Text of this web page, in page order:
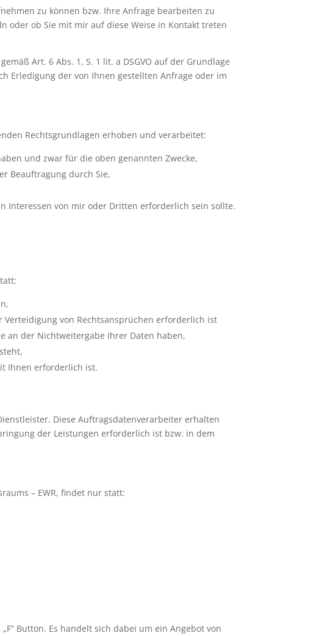
zu können bzw. Ihre Anfrage bearbeiten zu
oder ob Sie mit mir auf diese Weise in Kontakt treten
Art. 6 Abs. 1, S. 1 lit. a DSGVO auf der Grundlage
Erledigung der von Ihnen gestellten Anfrage oder im
Rechtsgrundlagen erhoben und verarbeitet:
und zwar für die oben genannten Zwecke,
Beauftragung durch Sie,
Interessen von mir oder Dritten erforderlich sein sollte.
Verteidigung von Rechtsansprüchen erforderlich ist
an der Nichtweitergabe Ihrer Daten haben,
Ihnen erforderlich ist.
Diese Auftragsdatenverarbeiter erhalten
der Leistungen erforderlich ist bzw. in dem
– EWR, findet nur statt:
Button. Es handelt sich dabei um ein Angebot von